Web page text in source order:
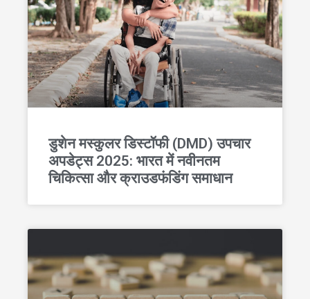
डुशेन मस्कुलर डिस्टॉफी (DMD) उपचार
अपडेट्स 2025: भारत में नवीनतम
चिकित्सा और क्राउडफंडिंग समाधान